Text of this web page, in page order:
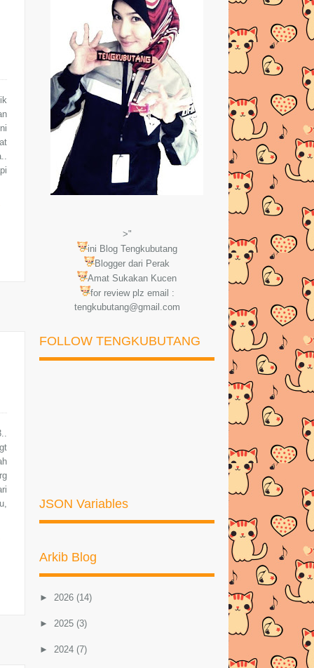
>"
ini Blog Tengkubutang
Blogger dari Perak
Amat Sukakan Kucen
for review plz email :
tengkubutang@gmail.com
FOLLOW TENGKUBUTANG
JSON Variables
Arkib Blog
► 2026 (14)
► 2025 (3)
► 2024 (7)